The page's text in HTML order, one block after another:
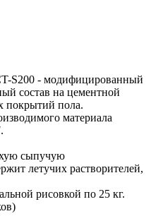
S200 - модифицированный
состав на цементной
покрытий пола.
материала
сыпучую
летучих растворителей,
рисовкой по 25 кг.